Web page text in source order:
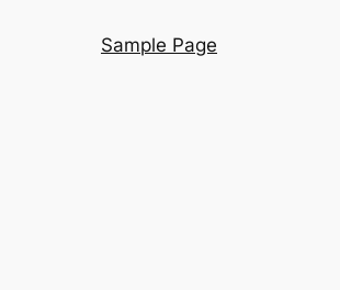
Sample Page